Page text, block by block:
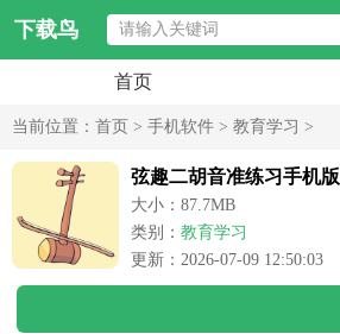
下载鸟
首页
当前位置： 首页 > 手机软件 > 教育学习 >
弦趣二胡音准练习手机版
大小：87.7MB
类别： 教育学习
更新：2026-07-09 12:50:03